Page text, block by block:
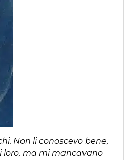
Non li conoscevo bene,
loro, ma mi mancavano